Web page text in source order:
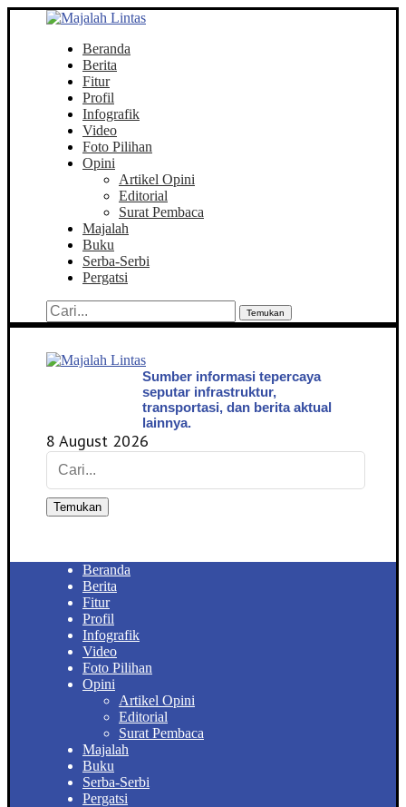
Beranda
Berita
Fitur
Profil
Infografik
Video
Foto Pilihan
Opini
Artikel Opini
Editorial
Surat Pembaca
Majalah
Buku
Serba-Serbi
Pergatsi
Temukan
Sumber informasi tepercaya
seputar infrastruktur,
transportasi, dan berita aktual
lainnya.
8 August 2026
Temukan
Beranda
Berita
Fitur
Profil
Infografik
Video
Foto Pilihan
Opini
Artikel Opini
Editorial
Surat Pembaca
Majalah
Buku
Serba-Serbi
Pergatsi